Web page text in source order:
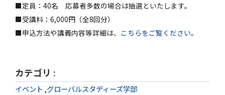
■定員：40名 応募者多数の場合は抽選といたします。
■受講料：6,000円（全8回分）
■申込方法や講義内容等詳細は、 こちらをご覧ください。
カテゴリ :
イベント ,グローバルスタディーズ学部